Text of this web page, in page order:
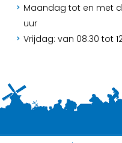
Maandag tot en met
uur
Vrijdag: van 08.30 tot